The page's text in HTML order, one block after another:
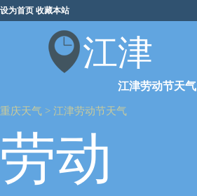
设为首页 收藏本站
江津
江津劳动节天气
重庆天气 > 江津劳动节天气
劳动